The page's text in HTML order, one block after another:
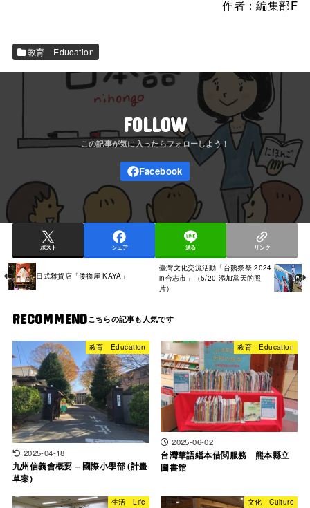
作者：編集部F
教育 Education
FOLLOW
ポスト シェア 送る リンク
日式雜貨店「倭物屋 KAYA」
臺灣文化交流活動「台熊祭祭 2024
in合志市」（5/20 添加當天的照
片）
RECOMMEND
教育 Education
2025-04-18
九州信義會概要 – 國際小學部 (計畫
草案)
教育 Education
2025-06-02
台灣華語繒本借閲服務 熊本縣立
圖書館
生活 Life 文化 Culture